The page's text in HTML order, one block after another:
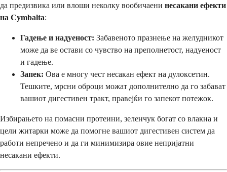
да предизвика или влоши неколку вообичаени несакани ефекти
на Cymbalta:
Гадење и надуеност: Забавеното празнење на желудникот
може да ве остави со чувство на преполнетост, надуеност
и гадење.
Запек: Ова е многу чест несакан ефект на дулоксетин.
Тешките, мрсни оброци можат дополнително да го забават
вашиот дигестивен тракт, правејќи го запекот потежок.
Избирањето на помасни протеини, зеленчук богат со влакна и
цели житарки може да помогне вашиот дигестивен систем да
работи непречено и да ги минимизира овие непријатни
несакани ефекти.